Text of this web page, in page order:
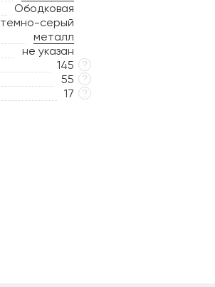
Ободковая
темно-серый
металл
не указан
145 ?
55 ?
17 ?